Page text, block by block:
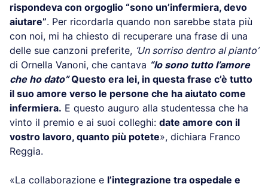
rispondeva con orgoglio “sono un’infermiera, devo
aiutare”. Per ricordarla quando non sarebbe stata più
con noi, mi ha chiesto di recuperare una frase di una
delle sue canzoni preferite, ‘Un sorriso dentro al pianto’
di Ornella Vanoni, che cantava “Io sono tutto l’amore
che ho dato”Questo era lei, in questa frase c’è tutto
il suo amore verso le persone che ha aiutato come
infermiera. E questo auguro alla studentessa che ha
vinto il premio e ai suoi colleghi: date amore con il
vostro lavoro, quanto più potete», dichiara Franco
Reggia.
«La collaborazione e l’integrazione tra ospedale e